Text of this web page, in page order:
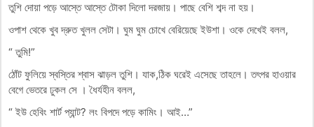
তুশি দোয়া পড়ে আস্তে আস্তে টোকা দিলো দরজায়। পাছে বেশি শব্দ না হয়।
ওপাশ থেকে খুব দ্রুত খুলল সেটা। ঘুম ঘুম চোখে বেরিয়েছে ইউশা। ওকে দেখেই বলল,
“ তুমি!”
ঠোঁট ফুলিয়ে স্বস্তির শ্বাস ঝাড়ল তুশি। যাক,ঠিক ঘরেই এসেছে তাহলে। তৎপর হাওয়ার
বেগে ভেতরে ঢুকল সে । ধৈর্যহীন বলল,
“ ইউ হেবিং শার্ট প্যান্ট? লং বিপদে পড়ে কামিং। আই…”